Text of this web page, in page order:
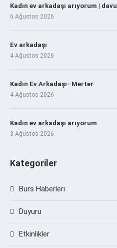
Kadın ev arkadaşı arıyorum |
6 Ağustos 2026
Ev arkadaşı
4 Ağustos 2026
Kadın Ev Arkadaşı- Merter
4 Ağustos 2026
Kadın ev arkadaşı arıyorum
3 Ağustos 2026
Kategoriler
Burs Haberleri
Duyuru
Etkinlikler